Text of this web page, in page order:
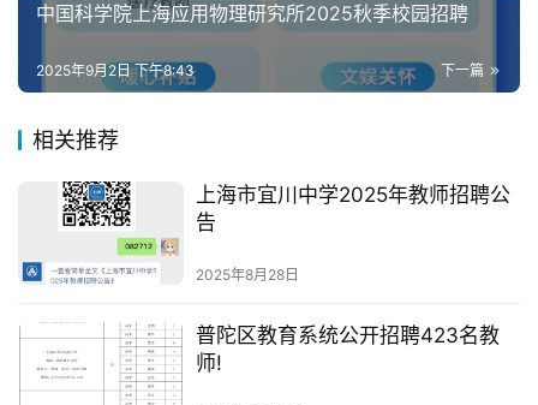
中国科学院上海应用物理研究所2025秋季校园招聘
下一篇
2025年9月2日 下午8:43
相关推荐
上海市宜川中学2025年教师招聘公
告
2025年8月28日
普陀区教育系统公开招聘423名教
师!